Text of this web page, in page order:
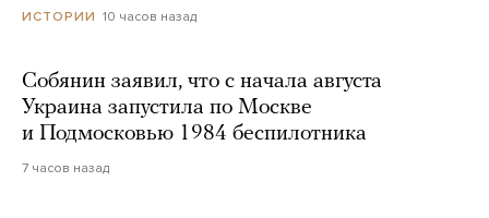
ИСТОРИИ 10 часов назад
Собянин заявил, что с начала августа
Украина запустила по Москве
и Подмосковью 1984 беспилотника
7 часов назад